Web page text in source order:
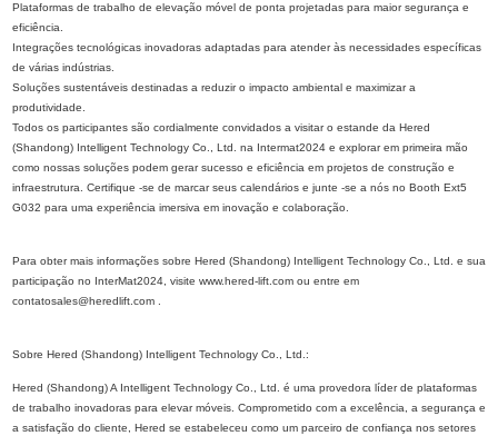
Plataformas de trabalho de elevação móvel de ponta projetadas para maior segurança e
eficiência.
Integrações tecnológicas inovadoras adaptadas para atender às necessidades específicas
de várias indústrias.
Soluções sustentáveis ​​destinadas a reduzir o impacto ambiental e maximizar a
produtividade.
Todos os participantes são cordialmente convidados a visitar o estande da Hered
(Shandong) Intelligent Technology Co., Ltd. na Intermat2024 e explorar em primeira mão
como nossas soluções podem gerar sucesso e eficiência em projetos de construção e
infraestrutura. Certifique -se de marcar seus calendários e junte -se a nós no Booth Ext5
G032 para uma experiência imersiva em inovação e colaboração.
Para obter mais informações sobre Hered (Shandong) Intelligent Technology Co., Ltd. e sua
participação no InterMat2024, visite www.hered-lift.com ou entre em
contatosales@heredlift.com .
Sobre Hered (Shandong) Intelligent Technology Co., Ltd.:
Hered (Shandong) A Intelligent Technology Co., Ltd. é uma provedora líder de plataformas
de trabalho inovadoras para elevar móveis. Comprometido com a excelência, a segurança e
a satisfação do cliente, Hered se estabeleceu como um parceiro de confiança nos setores